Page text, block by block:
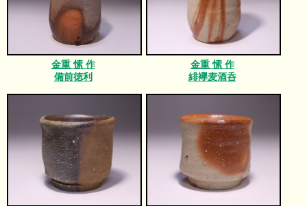
金重 愫 作
備前徳利
金重 愫 作
緋襷麦酒呑